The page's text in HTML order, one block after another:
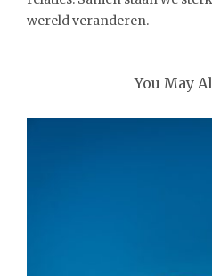
wereld veranderen.
You May